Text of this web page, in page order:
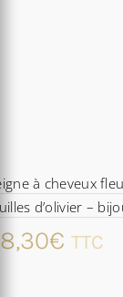
à cheveux
d’olivier –
€ TTC